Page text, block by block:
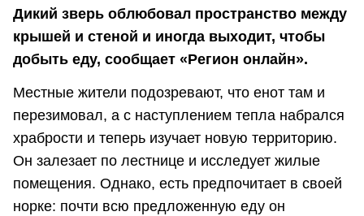
Дикий зверь облюбовал пространство между
крышей и стеной и иногда выходит, чтобы
добыть еду, сообщает «Регион онлайн».
Местные жители подозревают, что енот там и
перезимовал, а с наступлением тепла набрался
храбрости и теперь изучает новую территорию.
Он залезает по лестнице и исследует жилые
помещения. Однако, есть предпочитает в своей
норке: почти всю предложенную еду он